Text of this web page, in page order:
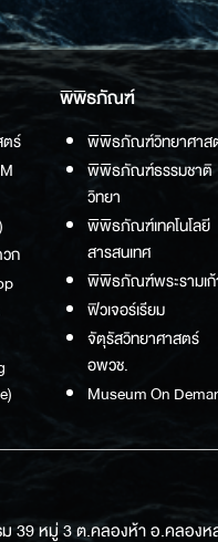
ร์
ก
พิพิธภัณฑ์
พิพิธภัณฑ์วิทยาศาส
พิพิธภัณฑ์ธรรมชาติ
วิทยา
พิพิธภัณฑ์เทคโนโลยี
สารสนเทศ
พิพิธภัณฑ์พระรามเก้
ฟิวเจอร์เรียม
จัตุรัสวิทยาศาสตร์
อพวช.
Museum On
39 หมู่ 3 ต.คลองห้า อ.คลอง